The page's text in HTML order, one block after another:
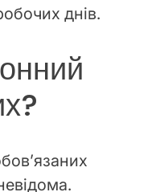
днів.